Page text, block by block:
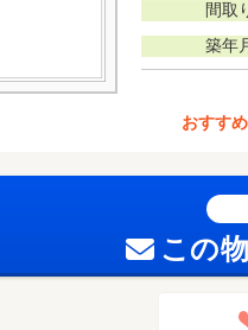
間取
築年
おすす
この